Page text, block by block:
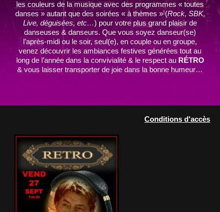
les couleurs de la musique avec des programmes « toutes
danses » autant que des soirées « à thèmes » (Rock, SBK,
Live, déguisées, etc…) pour votre plus grand plaisir de
danseuses & danseurs. Que vous soyez danseur(se)
l’après-midi ou le soir, seul(e), en couple ou en groupe,
venez découvrir les ambiances festives générées tout au
long de l’année dans la convivialité & le respect au RÉTRO
& vous laisser transporter de joie dans la bonne humeur…
Conditions d'accès